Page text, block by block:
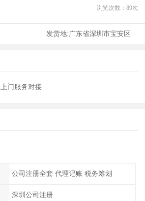
浏览次数： 89次
发货地:广东省深圳市宝安区
门服务对接
公司注册全套 代理记账 税务筹划
深圳公司注册